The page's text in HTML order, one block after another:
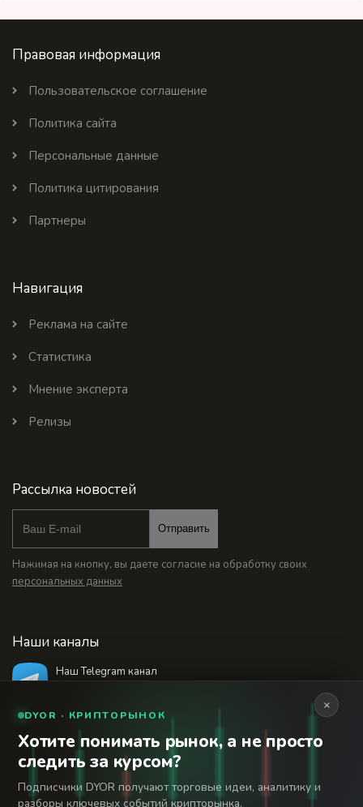
Правовая информация
Пользовательское соглашение
Политика сайта
Персональные данные
Политика цитирования
Партнеры
Навигация
Реклама на сайте
Статистика
Мнение эксперта
Релизы
Рассылка новостей
Отправить
Нажимая на кнопку, вы даете согласие на обработку своих
персональных данных
Наши каналы
Наш Telegram канал
18+
© 2026 Финансовый интернет-портал «Банки
Сегодня». Используя сайт BanksToday.net вы
×
DYOR · КРИПТОРЫНОК
Хотите понимать рынок, а не просто
следить за курсом?
Подписчики DYOR получают торговые идеи, аналитику и
разборы ключевых событий крипторынка.